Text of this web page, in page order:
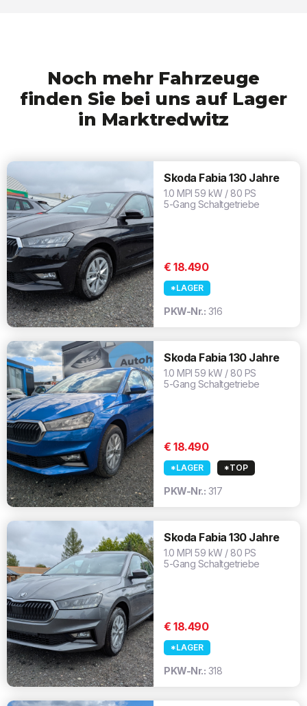
Noch mehr Fahrzeuge
finden Sie bei uns auf Lager
in Marktredwitz
Skoda Fabia 130 Jahre
1.0 MPI 59 kW / 80 PS
5-Gang Schaltgetriebe
€ 18.490
*LAGER
PKW-Nr.: 316
Skoda Fabia 130 Jahre
1.0 MPI 59 kW / 80 PS
5-Gang Schaltgetriebe
€ 18.490
*LAGER *TOP
PKW-Nr.: 317
Skoda Fabia 130 Jahre
1.0 MPI 59 kW / 80 PS
5-Gang Schaltgetriebe
€ 18.490
*LAGER
PKW-Nr.: 318